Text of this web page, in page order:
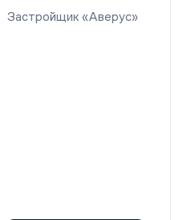
Застройщик «Аверус»